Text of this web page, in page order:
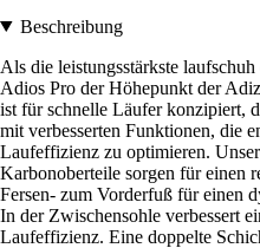
Beschreibung
Als die leistungsstärkste
Adios Pro der Höhepunkt der
ist für schnelle Läufer konzipiert,
mit verbesserten Funktionen, die
Laufeffizienz zu optimieren.
Karbonoberteile sorgen für einen
Fersen- zum Vorderfuß für einen
In der Zwischensohle verbessert
Laufeffizienz. Eine doppelte